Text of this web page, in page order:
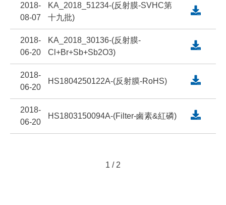
2018-
08-07
KA_2018_51234-(反射膜-SVHC第
十九批)
2018-
06-20
KA_2018_30136-(反射膜-
Cl+Br+Sb+Sb2O3)
2018-
06-20
HS1804250122A-(反射膜-RoHS)
2018-
06-20
HS1803150094A-(Filter-鹵素&紅磷)
1 / 2